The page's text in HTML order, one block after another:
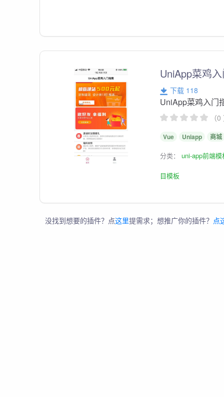
UniApp菜鸡
下载 118
UniApp菜鸡入门
（
Vue Uniapp 商城
分类：uni-app前端模
目模板
没找到想要的插件？点这里提需求；想推广你的插件？ 点